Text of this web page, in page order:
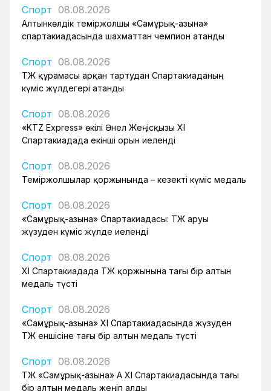
Спорт 08.08.2026
Алтынкөлдік теміржолшы «Самұрық-Қазына»
спартакиадасында шахматтан чемпион атанды
Спорт 08.08.2026
ҚТЖ құрамасы арқан тартудан Спартакиаданың
күміс жүлдегері атанды
Спорт 08.08.2026
«KTZ Express» өкілі Әнел Жеңісқызы XI
Спартакиадада екінші орын иеленді
Спорт 08.08.2026
Теміржолшылар қоржынында – кезекті күміс медаль
Спорт 08.08.2026
«Самұрық-Қазына» Спартакиадасы: ҚТЖ аруы
жүзуден күміс жүлде иеленді
Спорт 08.08.2026
XI Спартакиадада ҚТЖ қоржынына тағы бір алтын
медаль түсті
Спорт 08.08.2026
«Самұрық-Қазына» XI Спартакиадасында жүзуден
ҚТЖ еншісіне тағы бір алтын медаль түсті
Спорт 08.08.2026
ҚТЖ «Самұрық-Қазына» АҚ XI Спартакиадасында тағы
бір алтын медаль жеңіп алды